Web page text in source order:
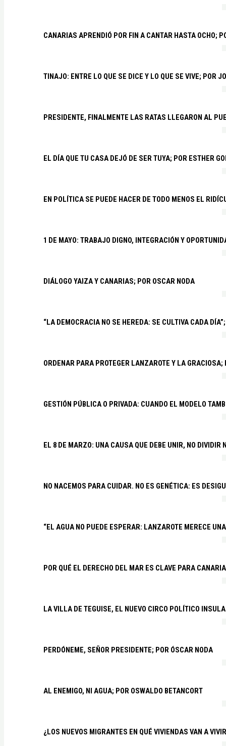
CANARIAS APRENDIÓ POR FIN A CANTAR HASTA OCHO;
TINAJO: ENTRE LO QUE SE DICE Y LO QUE SE VIVE; POR
PRESIDENTE, FINALMENTE LAS RATAS LLEGARON AL
EL DÍA QUE TU CASA DEJÓ DE SER TUYA; POR ESTHER
EN POLÍTICA SE PUEDE HACER DE TODO MENOS EL
1 DE MAYO: TRABAJO DIGNO, INTEGRACIÓN Y
DIÁLOGO YAIZA Y CANARIAS; POR OSCAR NODA
“LA DEMOCRACIA NO SE HEREDA: SE CULTIVA CADA
ORDENAR PARA PROTEGER LANZAROTE Y LA
GESTIÓN PÚBLICA O PRIVADA: CUANDO EL MODELO
EL 8 DE MARZO: UNA CAUSA QUE DEBE UNIR, NO
NO NACEMOS PARA CUIDAR. NO ES GENÉTICA: ES
“EL AGUA NO PUEDE ESPERAR: LANZAROTE MERECE
POR QUÉ EL DERECHO DEL MAR ES CLAVE PARA
LA VILLA DE TEGUISE, EL NUEVO CIRCO POLÍTICO
PERDÓNEME, SEÑOR PRESIDENTE; POR ÓSCAR NODA
AL ENEMIGO, NI AGUA; POR OSWALDO BETANCORT
¿LOS NUEVOS MIGRANTES EN QUÉ VIVIENDAS VAN A